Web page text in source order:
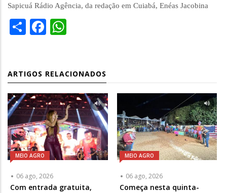
Sapicuá Rádio Agência, da redação em Cuiabá, Enéas Jacobina
ShareFacebook
ARTIGOS RELACIONADOS
MEIO AGRO
06 ago, 2026
Com entrada gratuita,
MEIO AGRO
06 ago, 2026
Começa nesta quinta-